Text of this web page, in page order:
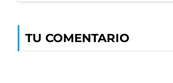
TU COMENTARIO